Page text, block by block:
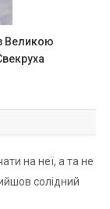
Великою
на неї, а та не
солідний